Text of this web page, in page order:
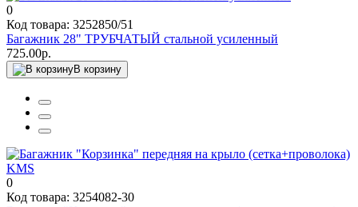
0
Код товара: 3252850/51
Багажник 28" ТРУБЧАТЫЙ стальной усиленный
725.00р.
В корзину
0
Код товара: 3254082-30